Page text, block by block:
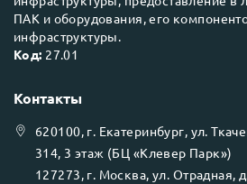
ПАК и оборудования, его
инфраструктуры.
Код: 27.01
Контакты
620100, г. Екатеринбург, ул.
314, 3 этаж (БЦ «Клевер Парк»)
127273, г. Москва, ул. Отрадная,